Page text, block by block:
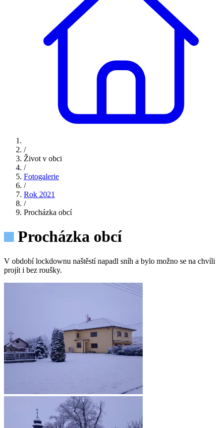
/
Život v obci
/
Fotogalerie
/
Rok 2021
/
Procházka obcí
Procházka obcí
V období lockdownu naštěstí napadl sníh a bylo možno se na chvíli
projít i bez roušky.